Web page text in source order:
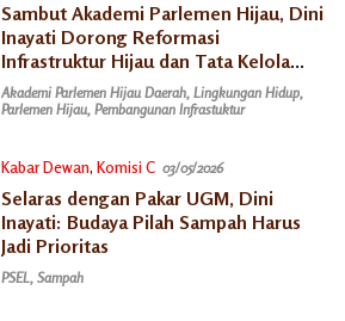
Sambut Akademi Parlemen Hijau, Dini
Inayati Dorong Reformasi
Infrastruktur Hijau dan Tata Kelola
Sampah
Akademi Parlemen Hijau Daerah, Lingkungan Hidup,
Parlemen Hijau, Pembangunan Infrastuktur
Kabar Dewan, Komisi C 03/05/2026
Selaras dengan Pakar UGM, Dini
Inayati: Budaya Pilah Sampah Harus
Jadi Prioritas
PSEL, Sampah